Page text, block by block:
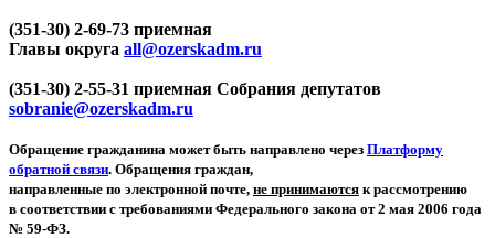
(351-30) 2-69-73 приемная
Главы округа all@ozerskadm.ru
(351-30) 2-55-31 приемная Собрания депутатов
sobranie@ozerskadm.ru
Обращение гражданина может быть направлено через Платформу
обратной связи. Обращения граждан,
направленные по электронной почте, не принимаются к рассмотрению
в соответствии с требованиями Федерального закона от 2 мая 2006 года
№ 59-ФЗ.